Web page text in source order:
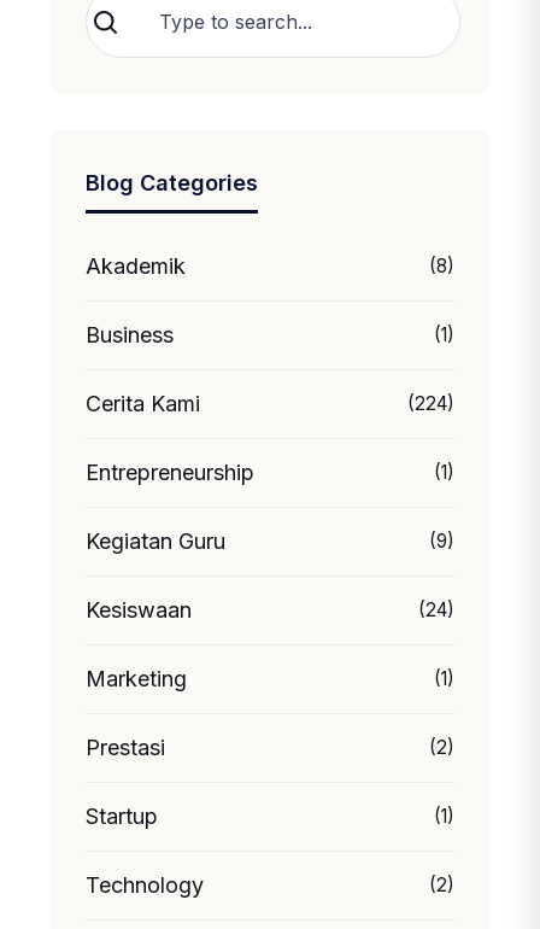
Cari
Blog Categories
Akademik (8)
Business (1)
Cerita Kami (224)
Entrepreneurship (1)
Kegiatan Guru (9)
Kesiswaan (24)
Marketing (1)
Prestasi (2)
Startup (1)
Technology (2)